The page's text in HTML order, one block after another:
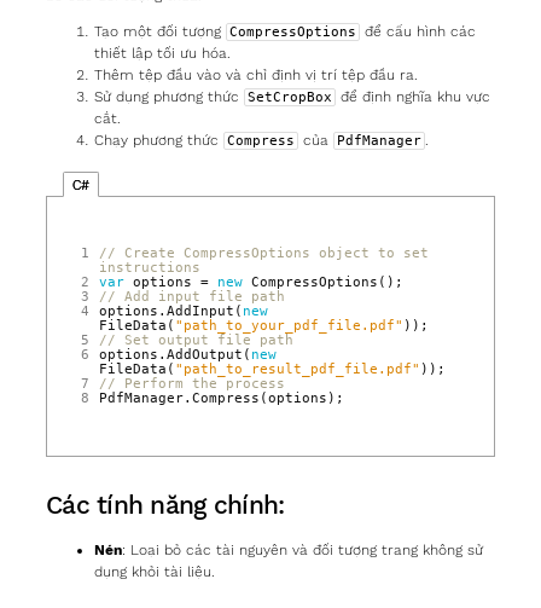
Tạo một đối tượng CompressOptions
để cấu hình các
thiết lập tối ưu hóa.
Thêm tệp đầu vào và chỉ định vị trí tệp đầu ra.
Sử dụng phương thức
SetCropBox
để định nghĩa khu vực
cắt.
Chạy phương thức
Compress của PdfManager
C#
1
// Create CompressOptions object to set
instructions
2
var options = new CompressOptions ();
3
// Add input file path
4
options .AddInput ( new
FileData ( "path_to_your_pdf_file.pdf" ));
5
// Set output file path
6
options .AddOutput ( new
FileData ( "path_to_result_pdf_file.pdf" ));
7
// Perform the process
8
PdfManager.Compress (options );
Các tính năng chính:
Nén: Loại bỏ các tài nguyên và đối tượng trang không sử
dụng khỏi tài liệu.